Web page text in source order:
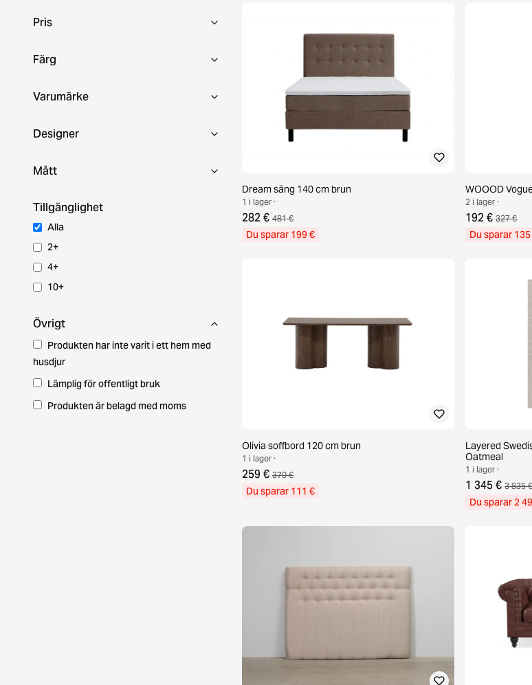
Pris
Färg
Varumärke
Designer
Mått
Tillgänglighet
Alla
2+
4+
10+
Övrigt
Produkten har inte varit i ett hem med
husdjur
Lämplig för offentligt bruk
Produkten är belagd med moms
Dream säng 140 cm brun
1 i lager ·
282 € 481 €
Du sparar 199 €
WOOOD
2 i lager ·
192 € 327 €
Du sparar
Olivia soffbord 120 cm brun
1 i lager ·
259 € 370 €
Du sparar 111 €
Layered
Oatmeal
1 i lager ·
1 345 € 3 835
Du sparar 2